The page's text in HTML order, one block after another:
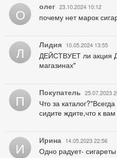
О олег 23.10.2024 10:12
почему нет марок
Л Лидия 10.05.2024 13:55
ДЕЙСТВУЕТ ли акция
магазинах"
П Покупатель 25.07.2023
Что за
сидите ждите,что к
И Ирина 14.05.2023 22:56
Одно радует-